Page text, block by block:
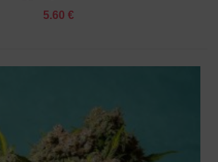
5.60 €